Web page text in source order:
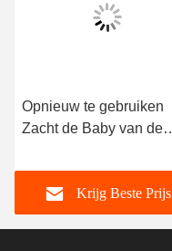
Opnieuw te gebruiken
Zacht de Baby van de
het Voeden Silicone
Krijg Beste Prijs